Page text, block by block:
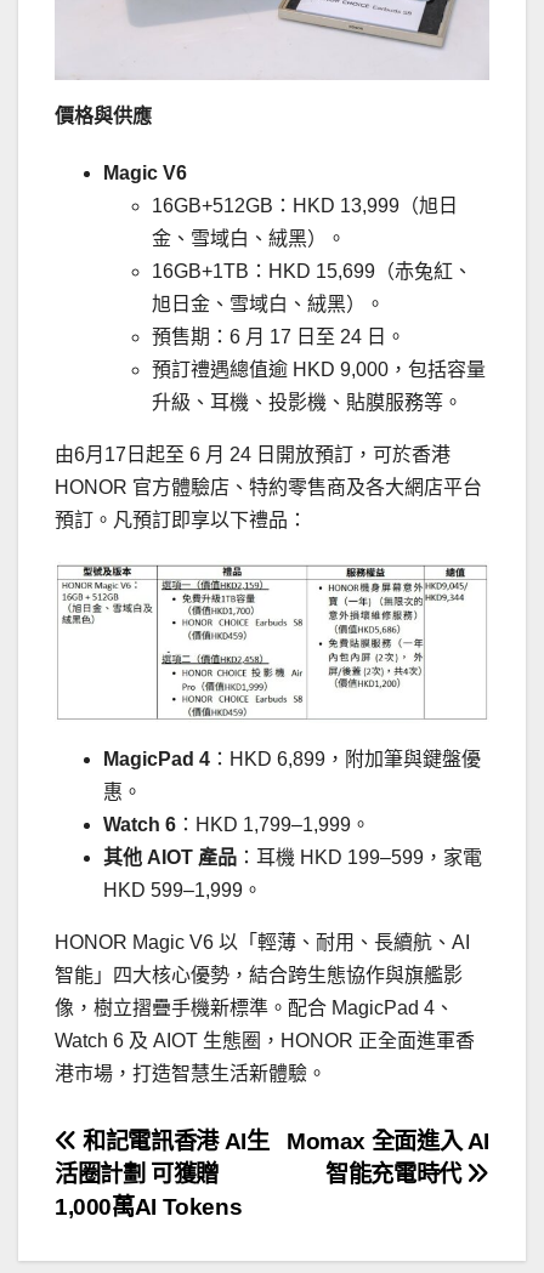
價格與供應
Magic V6
16GB+512GB：HKD 13,999（旭日
金、雪域白、絨黑）。
16GB+1TB：HKD 15,699（赤兔紅、
旭日金、雪域白、絨黑）。
預售期：6 月 17 日至 24 日。
預訂禮遇總值逾 HKD 9,000，包括容量
升級、耳機、投影機、貼膜服務等。
由6月17日起至 6 月 24 日開放預訂，可於香港
HONOR 官方體驗店、特約零售商及各大網店平台
預訂。凡預訂即享以下禮品：
MagicPad 4 ：HKD 6,899，附加筆與鍵盤優
惠。
Watch 6 ：HKD 1,799–1,999。
其他 AIOT 產品 ：耳機 HKD 199–599，家電
HKD 599–1,999。
HONOR Magic V6 以「輕薄、耐用、長續航、AI
智能」四大核心優勢，結合跨生態協作與旗艦影
像，樹立摺疊手機新標準。配合 MagicPad 4、
Watch 6 及 AIOT 生態圈，HONOR 正全面進軍香
港市場，打造智慧生活新體驗。
文
章
導
Momax 全面進入 AI
智能充電時代
和記電訊香港 AI生
活圈計劃 可獲贈
1,000萬AI Tokens